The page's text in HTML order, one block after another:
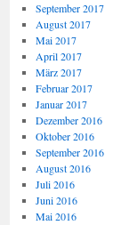
September 2017
August 2017
Mai 2017
April 2017
März 2017
Februar 2017
Januar 2017
Dezember 2016
Oktober 2016
September 2016
August 2016
Juli 2016
Juni 2016
Mai 2016